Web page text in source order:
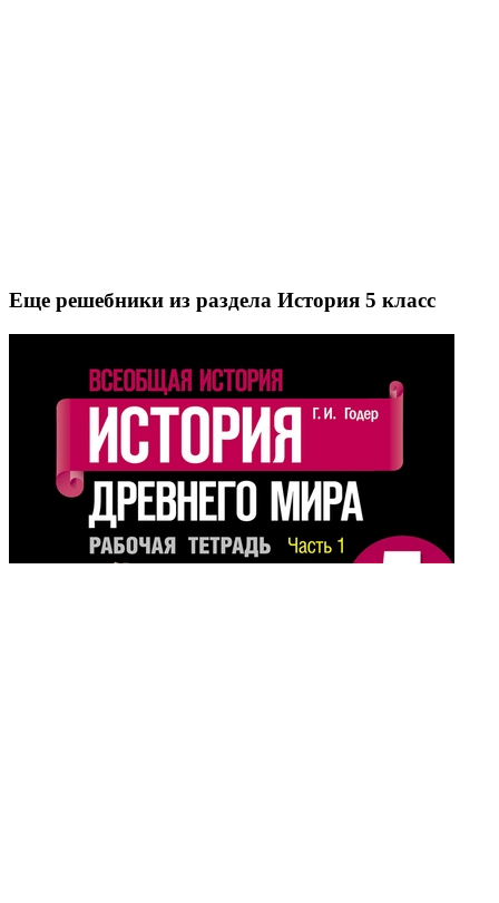
Еще решебники из раздела История 5 класс